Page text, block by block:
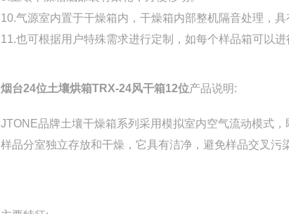
10.气源室内置于干燥箱内，干燥箱内部整机隔音处理，
11.也可根据用户特殊需求进行定制，如每个样品箱可以
烟台24位土壤烘箱TRX-24风干箱12位产品说明:
JTONE品牌土壤干燥箱系列采用模拟室内空气流动模式
样品分室独立存放和干燥，它具有洁净，避免样品交叉污